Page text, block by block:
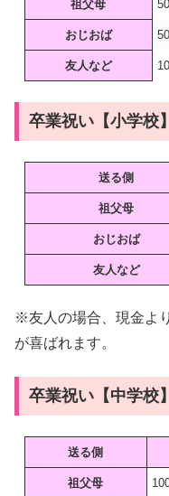
祖父母
おじおば
友人など
卒業祝い【小学校
送る側
祖父母
おじおば
友人など
※友人の場合、現金よ
が喜ばれます。
卒業祝い【中学校
送る側
祖父母